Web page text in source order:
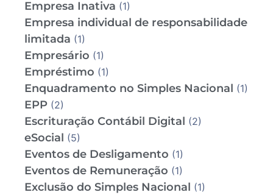
Empresa Inativa (1)
Empresa individual de responsabilidade
limitada (1)
Empresário (1)
Empréstimo (1)
Enquadramento no Simples Nacional (1)
EPP (2)
Escrituração Contábil Digital (2)
eSocial (5)
Eventos de Desligamento (1)
Eventos de Remuneração (1)
Exclusão do Simples Nacional (1)